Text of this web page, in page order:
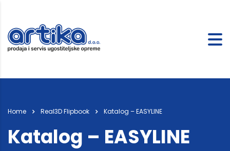
Home Real3D Flipbook Katalog – EASYLINE
Katalog – EASYLINE